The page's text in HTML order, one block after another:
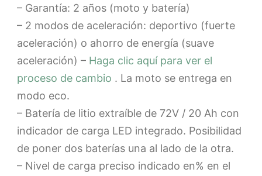
– Garantía: 2 años (moto y batería)
– 2 modos de aceleración: deportivo (fuerte
aceleración) o ahorro de energía (suave
aceleración) – Haga clic aquí para ver el
proceso de cambio . La moto se entrega en
modo eco.
– Batería de litio extraíble de 72V / 20 Ah con
indicador de carga LED integrado. Posibilidad
de poner dos baterías una al lado de la otra.
– Nivel de carga preciso indicado en% en el